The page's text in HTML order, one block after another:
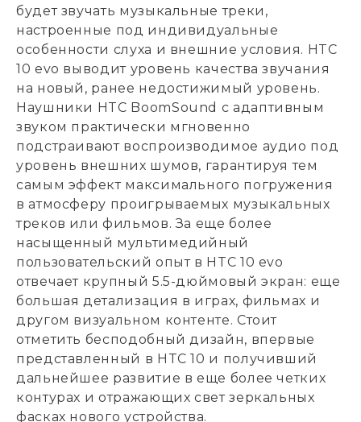
будет звучать музыкальные треки,
настроенные под индивидуальные
особенности слуха и внешние условия. HTC
10 evo выводит уровень качества звучания
на новый, ранее недостижимый уровень.
Наушники HTC BoomSound с адаптивным
звуком практически мгновенно
подстраивают воспроизводимое аудио под
уровень внешних шумов, гарантируя тем
самым эффект максимального погружения
в атмосферу проигрываемых музыкальных
треков или фильмов. За еще более
насыщенный мультимедийный
пользовательский опыт в HTC 10 evo
отвечает крупный 5.5-дюймовый экран: еще
большая детализация в играх, фильмах и
другом визуальном контенте. Стоит
отметить бесподобный дизайн, впервые
представленный в HTC 10 и получивший
дальнейшее развитие в еще более четких
контурах и отражающих свет зеркальных
фасках нового устройства.